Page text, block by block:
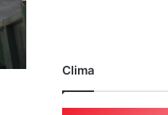
Clima